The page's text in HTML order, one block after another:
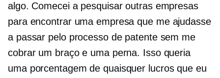
algo. Comecei a pesquisar outras empresas
para encontrar uma empresa que me ajudasse
a passar pelo processo de patente sem me
cobrar um braço e uma perna. Isso queria
uma porcentagem de quaisquer lucros que eu